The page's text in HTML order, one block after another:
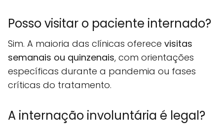
Posso visitar o paciente internado?
Sim. A maioria das clínicas oferece visitas
semanais ou quinzenais, com orientações
específicas durante a pandemia ou fases
críticas do tratamento.
A internação involuntária é legal?